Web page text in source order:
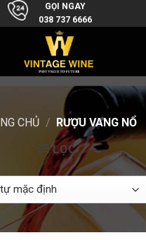
GỌI NGAY
038 737 6666
CHỦ / RƯỢU VANG NỔ
LỌC